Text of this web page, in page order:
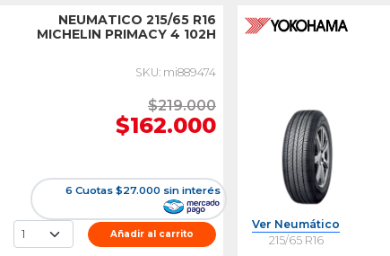
NEUMATICO 215/65 R16
MICHELIN PRIMACY 4 102H
SKU: mi889474
$219.000
$162.000
6 Cuotas $27.000 sin interés
Añadir al carrito
Ver Neumático
215/65 R16